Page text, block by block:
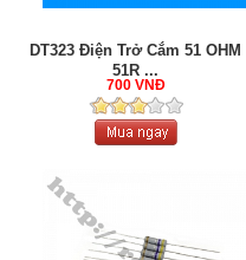
DT323 Điện Trở Cắm 51 OHM
51R ...
700 VNĐ